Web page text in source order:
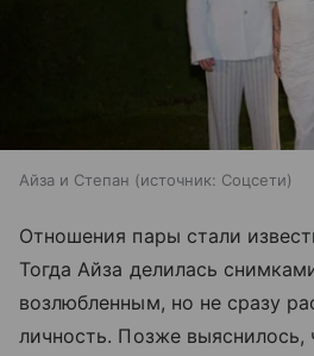
Айза и Степан источник: Соцсети
Отношения пары стали
Тогда Айза делилась
возлюбленным, но не сразу
личность. Позже выяснилось,